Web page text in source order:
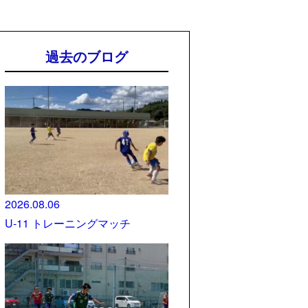
過去のブログ
2026.08.06
U-11 トレーニングマッチ